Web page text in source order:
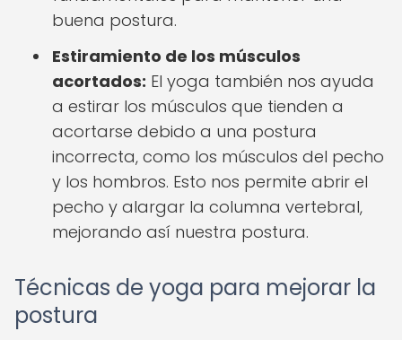
buena postura.
Estiramiento de los músculos
acortados: El yoga también nos ayuda
a estirar los músculos que tienden a
acortarse debido a una postura
incorrecta, como los músculos del pecho
y los hombros. Esto nos permite abrir el
pecho y alargar la columna vertebral,
mejorando así nuestra postura.
Técnicas de yoga para mejorar la
postura